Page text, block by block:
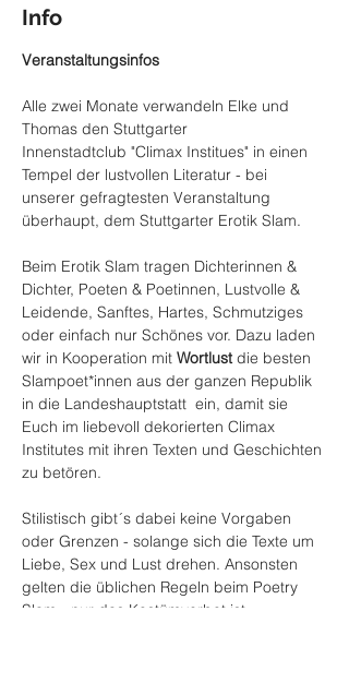
Info
Veranstaltungsinfos
Alle zwei Monate verwandeln Elke und
Thomas den Stuttgarter
Innenstadtclub "Climax Institues" in einen
Tempel der lustvollen Literatur - bei
unserer gefragtesten Veranstaltung
überhaupt, dem Stuttgarter Erotik Slam.
Beim Erotik Slam tragen Dichterinnen &
Dichter, Poeten & Poetinnen, Lustvolle &
Leidende, Sanftes, Hartes, Schmutziges
oder einfach nur Schönes vor. Dazu laden
wir in Kooperation mit Wortlust die besten
Slampoet*innen aus der ganzen Republik
in die Landeshauptstatt  ein, damit sie
Euch im liebevoll dekorierten Climax
Institutes mit ihren Texten und Geschichten
zu betören.
Stilistisch gibt´s dabei keine Vorgaben
oder Grenzen - solange sich die Texte um
Liebe, Sex und Lust drehen. Ansonsten
gelten die üblichen Regeln beim Poetry
Slam - nur das Kostümverbot ist